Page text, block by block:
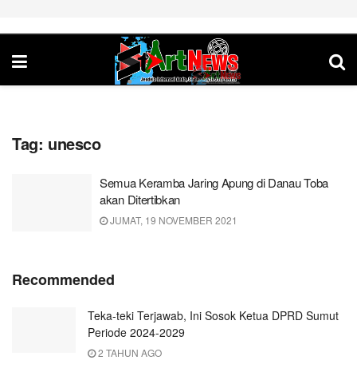
Tag: unesco
Semua Keramba Jaring Apung di Danau Toba
akan Ditertibkan
JUMAT, 19 NOVEMBER 2021
Recommended
Teka-teki Terjawab, Ini Sosok Ketua DPRD Sumut
Periode 2024-2029
2 TAHUN AGO